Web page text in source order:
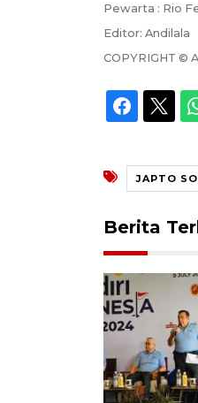
Pewarta : Rio
Editor: Andilala
COPYRIGHT ©
JAPTO
Berita